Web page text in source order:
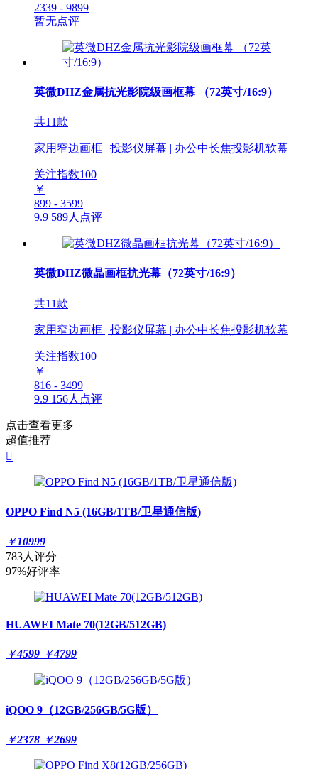
2339 - 9899
暂无点评
英微DHZ金属抗光影院级画框幕 （72英寸/16:9）
共11款
家用窄边画框 | 投影仪屏幕 | 办公中长焦投影机软幕
关注指数100
￥
899 - 3599
9.9 589人点评
英微DHZ微晶画框抗光幕（72英寸/16:9）
共11款
家用窄边画框 | 投影仪屏幕 | 办公中长焦投影机软幕
关注指数100
￥
816 - 3499
9.9 156人点评
点击查看更多
超值推荐

OPPO Find N5 (16GB/1TB/卫星通信版)
￥10999
783人评分
97%好评率
HUAWEI Mate 70(12GB/512GB)
￥4599 ￥4799
iQOO 9（12GB/256GB/5G版）
￥2378 ￥2699